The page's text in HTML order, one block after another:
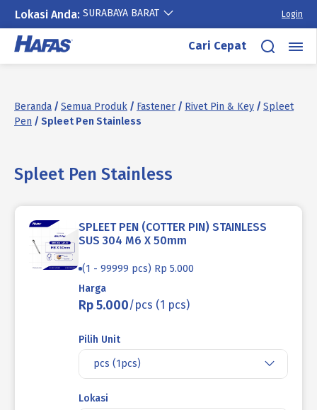
Lokasi Anda: SURABAYA BARAT Login
Lewati
konten
Cari Cepat
Beranda / Semua Produk / Fastener / Rivet Pin & Key / Spleet
Pen / Spleet Pen Stainless
Spleet Pen Stainless
SPLEET PEN (COTTER PIN) STAINLESS
SUS 304 M6 X 50mm
(1 - 99999 pcs) Rp 5.000
Harga
Rp 5.000/pcs (1 pcs)
Pilih Unit
pcs (1pcs)
Lokasi